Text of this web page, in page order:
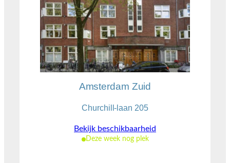
Amsterdam Zuid
Churchill-laan 205
Bekijk beschikbaarheid
Deze week nog plek